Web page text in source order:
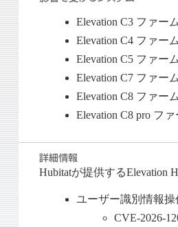
Elevation C3 ファー
Elevation C4 ファー
Elevation C5 ファー
Elevation C7 ファー
Elevation C8 ファー
Elevation C8 pro フ
Hubitatが提供するElevation
ユーザー識別情報操
CVE-2026-